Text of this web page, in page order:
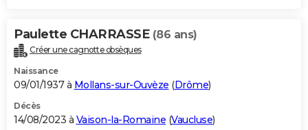
Paulette CHARRASSE (86 ans)
Créer une cagnotte obsèques
Naissance
09/01/1937 à Mollans-sur-Ouvèze (Drôme)
Décès
14/08/2023 à Vaison-la-Romaine (Vaucluse)